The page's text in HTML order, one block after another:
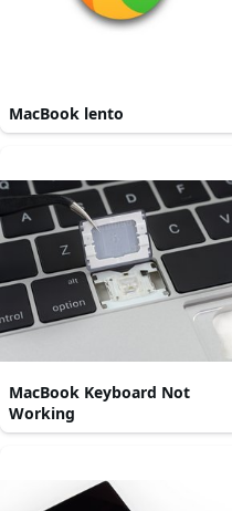
MacBook lento
MacBook Keyboard Not
Working